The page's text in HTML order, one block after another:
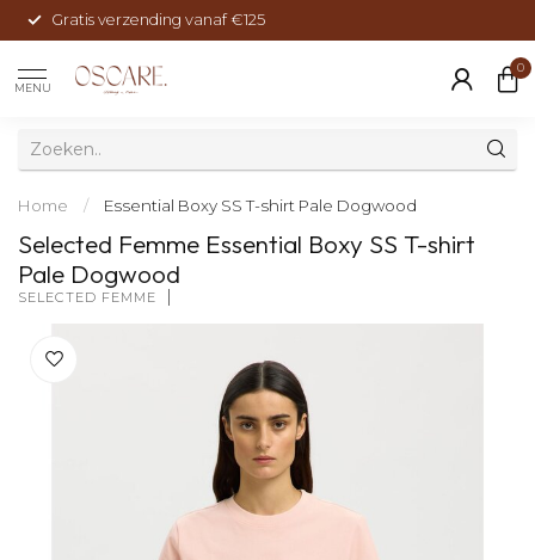
Gratis verzending vanaf €125
MENU
0
Home / Essential Boxy SS T-shirt Pale Dogwood
Selected Femme Essential Boxy SS T-shirt
Pale Dogwood
SELECTED FEMME